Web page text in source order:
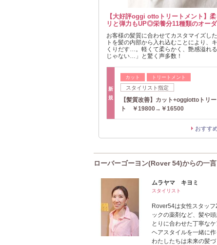
【大好評oggi ottoトリートメント】
リと弾力もUP◎栄養分11種類のオー
お客様の髪質に合わせてカスタマイズし
トを髪の内部から入れ込むことにより、
くりだす…。軽くて柔らかく、艶感溢れ
じゃない…」と驚く声多数！
新
規
カット トリートメント
スタイリスト指定
【髪質改善】カット+oggiottoトリ
ト ￥19800→￥16500
おすす
ローバーゴーヨン(Rover 54)からの一言
ムラヤマ キヨミ
スタイリスト
Rover54は女性スタッ
ックの薬剤など、髪や
とりに合わせた丁寧な
ヘアスタイルを一緒に
わたしたちは未来の髪